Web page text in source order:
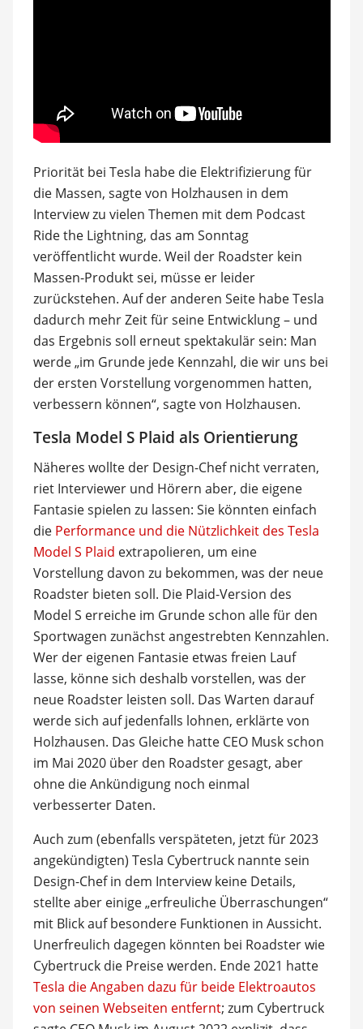
Priorität bei Tesla habe die Elektrifizierung für
die Massen, sagte von Holzhausen in dem
Interview zu vielen Themen mit dem Podcast
Ride the Lightning, das am Sonntag
veröffentlicht wurde. Weil der Roadster kein
Massen-Produkt sei, müsse er leider
zurückstehen. Auf der anderen Seite habe Tesla
dadurch mehr Zeit für seine Entwicklung – und
das Ergebnis soll erneut spektakulär sein: Man
werde „im Grunde jede Kennzahl, die wir uns bei
der ersten Vorstellung vorgenommen hatten,
verbessern können“, sagte von Holzhausen.
Tesla Model S Plaid als Orientierung
Näheres wollte der Design-Chef nicht verraten,
riet Interviewer und Hörern aber, die eigene
Fantasie spielen zu lassen: Sie könnten einfach
die Performance und die Nützlichkeit des Tesla
Model S Plaid extrapolieren, um eine
Vorstellung davon zu bekommen, was der neue
Roadster bieten soll. Die Plaid-Version des
Model S erreiche im Grunde schon alle für den
Sportwagen zunächst angestrebten Kennzahlen.
Wer der eigenen Fantasie etwas freien Lauf
lasse, könne sich deshalb vorstellen, was der
neue Roadster leisten soll. Das Warten darauf
werde sich auf jedenfalls lohnen, erklärte von
Holzhausen. Das Gleiche hatte CEO Musk schon
im Mai 2020 über den Roadster gesagt, aber
ohne die Ankündigung noch einmal
verbesserter Daten.
Auch zum (ebenfalls verspäteten, jetzt für 2023
angekündigten) Tesla Cybertruck nannte sein
Design-Chef in dem Interview keine Details,
stellte aber einige „erfreuliche Überraschungen“
mit Blick auf besondere Funktionen in Aussicht.
Unerfreulich dagegen könnten bei Roadster wie
Cybertruck die Preise werden. Ende 2021 hatte
Tesla die Angaben dazu für beide Elektroautos
von seinen Webseiten entfernt; zum Cybertruck